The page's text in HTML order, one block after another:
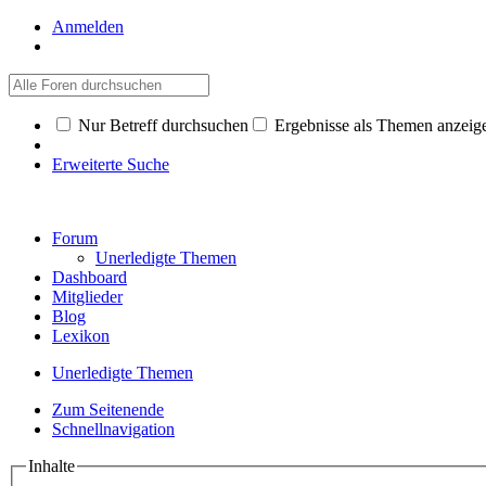
Anmelden
Nur Betreff durchsuchen Ergebnisse als Themen
Erweiterte Suche
Forum
Unerledigte Themen
Dashboard
Mitglieder
Blog
Lexikon
Unerledigte Themen
Zum Seitenende
Schnellnavigation
Inhalte